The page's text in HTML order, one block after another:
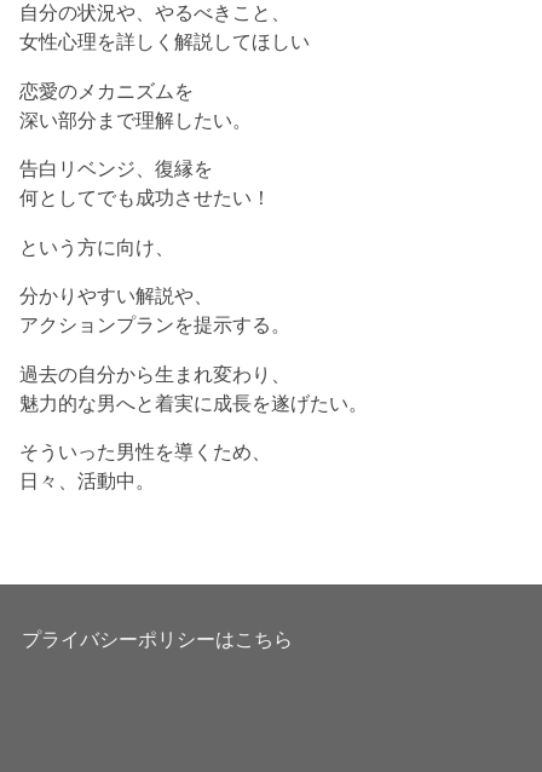
自分の状況や、やるべきこと、
女性心理を詳しく解説してほしい
恋愛のメカニズムを
深い部分まで理解したい。
告白リベンジ、復縁を
何としてでも成功させたい！
という方に向け、
分かりやすい解説や、
アクションプランを提示する。
過去の自分から生まれ変わり、
魅力的な男へと着実に成長を遂げたい。
そういった男性を導くため、
日々、活動中。
プライバシーポリシーはこちら